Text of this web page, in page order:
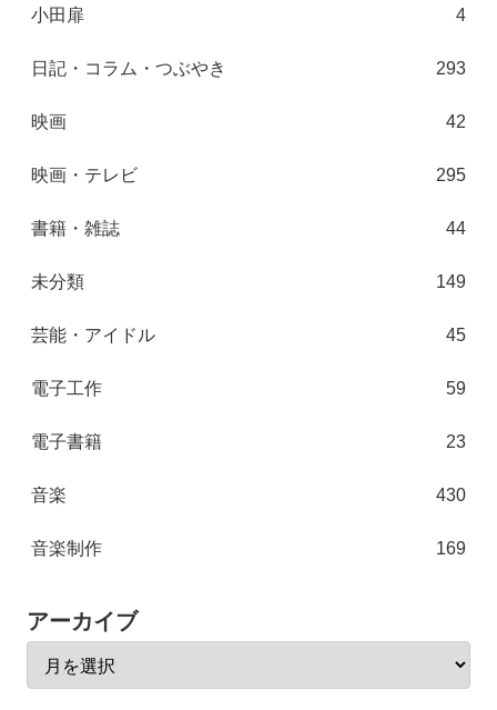
小田扉 4
日記・コラム・つぶやき 293
映画 42
映画・テレビ 295
書籍・雑誌 44
未分類 149
芸能・アイドル 45
電子工作 59
電子書籍 23
音楽 430
音楽制作 169
アーカイブ